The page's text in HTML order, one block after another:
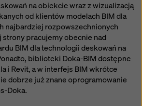
na obiekcie wraz z wizualizacją
od klientów modelach BIM dla
najbardziej rozpowszechnionych
strony pracujemy obecnie nad
BIM dla technologii deskowań na
biblioteki Doka-BIM dostępne
i Revit, a w interfejs BIM wkrótce
dobrze już znane oprogramowanie
Doka.